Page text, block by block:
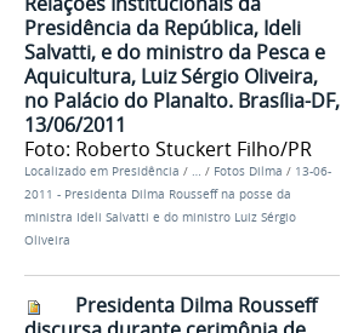
Presidência da República, Ideli
Salvatti, e do ministro da Pesca e
Aquicultura, Luiz Sérgio Oliveira,
no Palácio do Planalto. Brasília-DF,
13/06/2011
Foto: Roberto Stuckert Filho/PR
Localizado em Presidência / … / Fotos Dilma / 13-06-
2011 - Presidenta Dilma Rousseff na posse da
ministra Ideli Salvatti e do ministro Luiz Sérgio
Oliveira
Presidenta Dilma Rousseff